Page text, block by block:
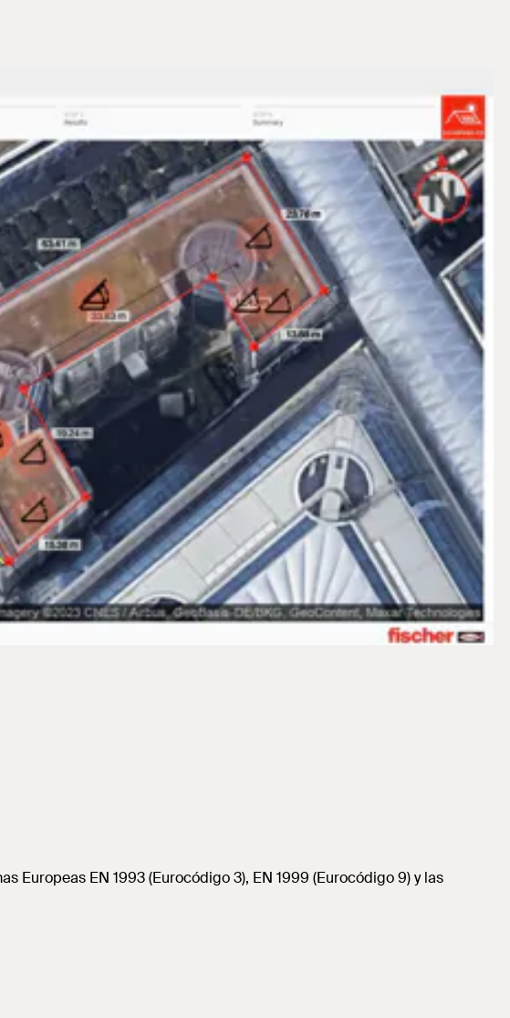
Europeas EN 1993 (Eurocódigo 3), EN 1999 (Eurocódigo 9) y las